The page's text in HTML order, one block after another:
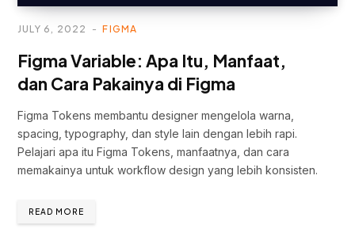
FIGMA
JULY 6, 2022
Figma Variable: Apa Itu, Manfaat,
dan Cara Pakainya di Figma
Figma Tokens membantu designer mengelola warna,
spacing, typography, dan style lain dengan lebih rapi.
Pelajari apa itu Figma Tokens, manfaatnya, dan cara
memakainya untuk workflow design yang lebih konsisten.
READ MORE